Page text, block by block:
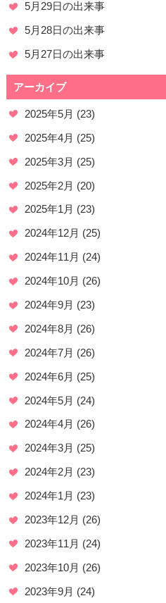
5月29日の出来事
5月28日の出来事
5月27日の出来事
アーカイブ
2025年5月 (23)
2025年4月 (25)
2025年3月 (25)
2025年2月 (20)
2025年1月 (23)
2024年12月 (25)
2024年11月 (24)
2024年10月 (26)
2024年9月 (23)
2024年8月 (26)
2024年7月 (26)
2024年6月 (25)
2024年5月 (24)
2024年4月 (26)
2024年3月 (25)
2024年2月 (23)
2024年1月 (23)
2023年12月 (26)
2023年11月 (24)
2023年10月 (26)
2023年9月 (24)